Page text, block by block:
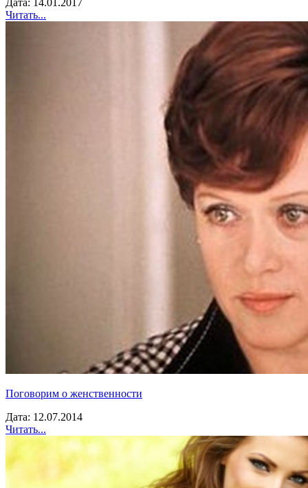
Читать...
Поговорим о женственности
Дата: 12.07.2014
Читать...